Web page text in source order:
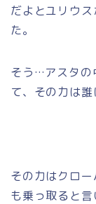
だよとユリウ
た。
そう…アスタの
て、その力は誰
その力はクロ
も乗っ取ると言